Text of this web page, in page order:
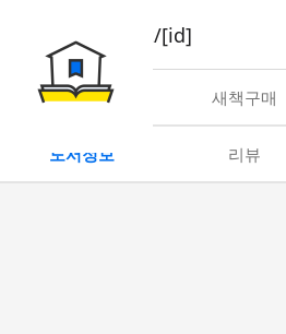
book/rent/[id]
대여 새책구매
도서정보 리뷰